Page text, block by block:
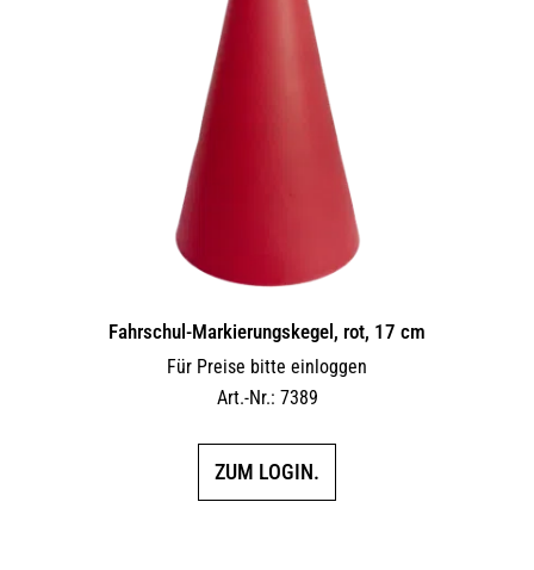
Fahrschul-Markierungskegel, rot, 17 cm
Für Preise bitte einloggen
Art.-Nr.: 7389
ZUM LOGIN.